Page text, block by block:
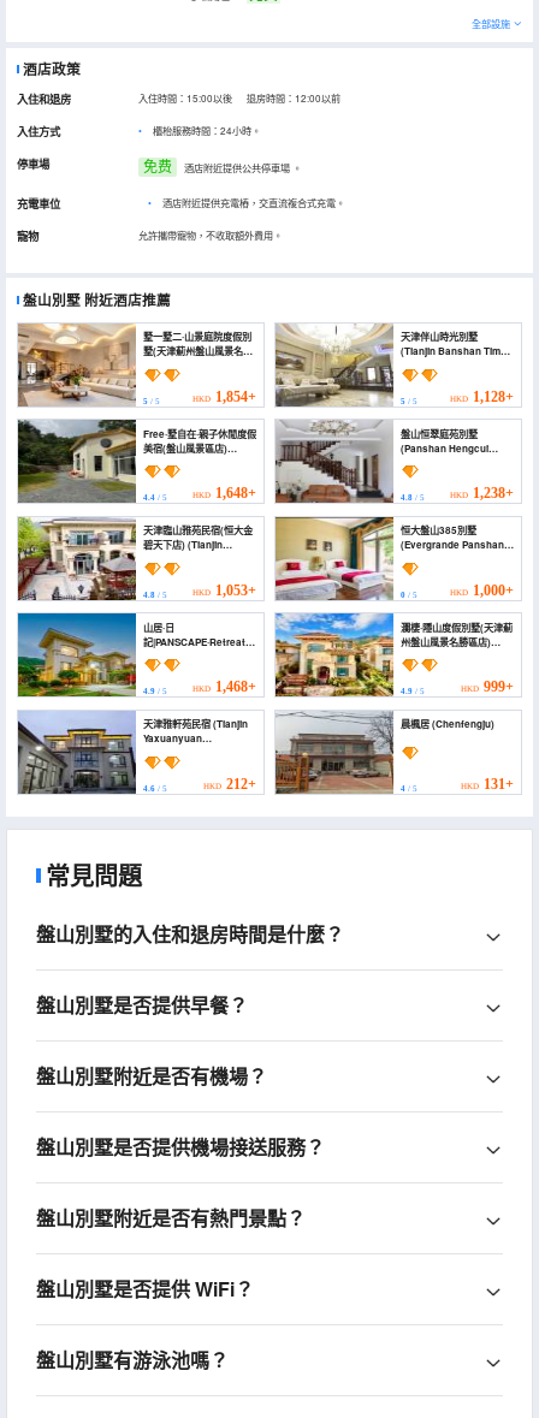
全部設施
酒店政策
入住和退房 入住時間：15:00以後 退房時間：12:00以前
入住方式 櫃枱服務時間：24小時。
停車場 免费 酒店附近提供公共停車場 。
充電車位 • 酒店附近提供充電樁，交直流複合式充電。
寵物 允許攜帶寵物，不收取額外費用。
盤山別墅 附近酒店推薦
墅一墅二·山景庭院度假別
墅(天津薊州盤山風景名勝
區店) (Mountain View
Courtyard Vacation
Villa (Tianjin Jizhou
Mount Pan store))
5 / 5 HKD 1,854+
天津伴山時光別墅
(Tianjin Banshan Time
Villa)
5/ 5 HKD 1,128+
Free·墅自在·親子休閒度假
美宿(盤山風景區店)
(Free·Shu Zi Zai·Parent-
child Leisure Vacation
Beauty Hotel (Panshan
Scenic Area Branch))
4.4 / 5 HKD 1,648+
盤山恒翠庭苑別墅
(Panshan Hengcui
Tingyuan Villa)
4.8/ 5 HKD 1,238+
天津臨山雅苑民宿(恒大金
碧天下店) (Tianjin
Homestay (Evergrande
Jinbi World Branch))
4.8 / 5 HKD 1,053+
恒大盤山385別墅
(Evergrande Panshan
0/ 5 HKD 1,000+
山居·日
記|PANSCAPE·Retreat|
別墅(天津盤山名勝風景區
店) (Tianjin Panxi
Shanju Holiday Villa)
4.9 / 5 HKD 1,468+
瀾棲·隱山度假別墅(天津薊
州盤山風景名勝區店)
(Lanqi · Hidden
Mountain Resort Villa)
4.9/ 5 HKD 999+
天津雅軒苑民宿 (Tianjin
Yaxuanyuan
4.6 / 5 HKD 212+
晨楓居 (Chenfengju)
4/ 5 HKD 131+
常見問題
盤山別墅的入住和退房時間是什麼？
盤山別墅是否提供早餐？
盤山別墅附近是否有機場？
盤山別墅是否提供機場接送服務？
盤山別墅附近是否有熱門景點？
盤山別墅是否提供 WiFi？
盤山別墅有游泳池嗎？